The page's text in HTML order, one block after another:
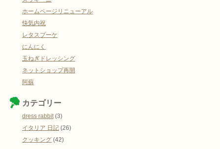
ホームページリニューアル
快気内祝
レタスブーケ
にんにく
玉ねぎドレッシング
ネットショップ再開
阿蘇
カテゴリー
dress rabbit (3)
イタリア 日記 (26)
クッキング (42)